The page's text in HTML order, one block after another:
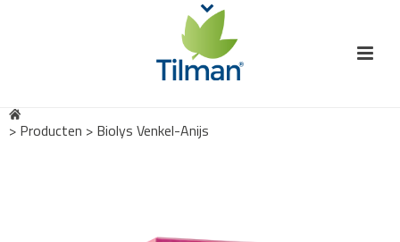
> Producten > Biolys Venkel-Anijs